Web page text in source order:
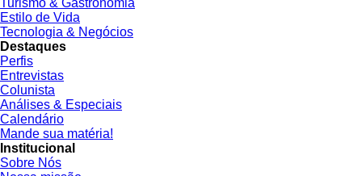
Turismo & Gastronomia
Estilo de Vida
Tecnologia & Negócios
Destaques
Perfis
Entrevistas
Colunista
Análises & Especiais
Calendário
Mande sua matéria!
Institucional
Sobre Nós